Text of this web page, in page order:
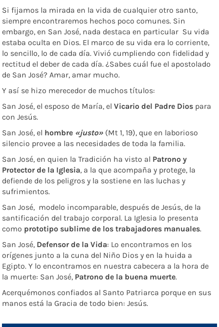
Si fijamos la mirada en la vida de cualquier otro santo,
siempre encontraremos hechos poco comunes. Sin
embargo, en San José, nada destaca en particular Su vida
estaba oculta en Dios. El marco de su vida era lo corriente,
lo sencillo, lo de cada día. Vivió cumpliendo con fidelidad y
rectitud el deber de cada día. ¿Sabes cuál fue el apostolado
de San José? Amar, amar mucho.
Y así se hizo merecedor de muchos títulos:
San José, el esposo de María, elVicario del Padre Dios para
con Jesús.
San José, el hombre «justo» (Mt 1, 19), que en laborioso
silencio provee a las necesidades de toda la familia.
San José, en quien la Tradición ha visto al Patrono y
Protector de la Iglesia, a la que acompaña y protege, la
defiende de los peligros y la sostiene en las luchas y
sufrimientos.
San José, modelo incomparable, después de Jesús, de la
santificación del trabajo corporal. La Iglesia lo presenta
como prototipo sublime de los trabajadores manuales.
San José, Defensor de la Vida: Lo encontramos en los
orígenes junto a la cuna del Niño Dios y en la huida a
Egipto. Y lo encontramos en nuestra cabecera a la hora de
la muerte: San José, Patrono de la buena muerte.
Acerquémonos confiados al Santo Patriarca porque en sus
manos está la Gracia de todo bien: Jesús.